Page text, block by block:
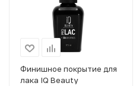
Финишное покрытие для
лака IQ Beauty